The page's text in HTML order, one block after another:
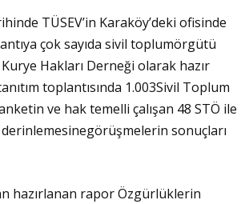
TÜSEV’in Karaköy’deki ofisinde
çok sayıda sivil toplumörgütü
Kurye Hakları Derneği olarak hazır
toplantısında 1.003Sivil Toplum
ve hak temelli çalışan 48 STÖ ile
sonuçları
hazırlanan rapor Özgürlüklerin